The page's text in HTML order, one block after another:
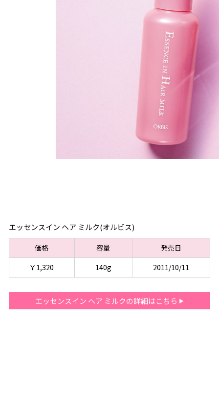
エッセンスイン ヘア ミルク(オルビス)
価格 容量
発売日
￥1,320
140g 2011/10/11
エッセンスイン ヘア ミルクの詳細はこちら